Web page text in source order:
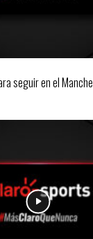
seguir en el